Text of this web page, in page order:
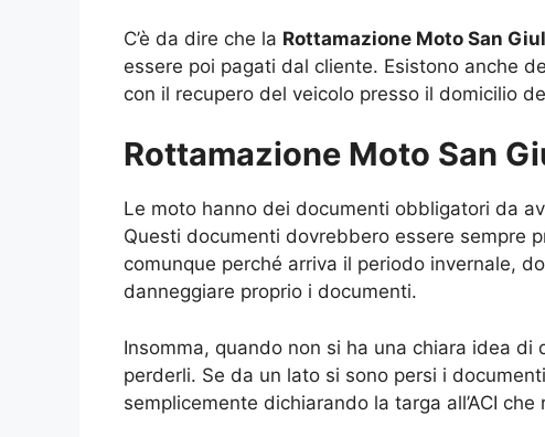
C’è da dire che la Rottamazione Moto San
essere poi pagati dal cliente. Esistono anche
con il recupero del veicolo presso il domicilio
Rottamazione Moto San
Le moto hanno dei documenti obbligatori da
Questi documenti dovrebbero essere sempre
comunque perché arriva il periodo invernale,
danneggiare proprio i documenti.
Insomma, quando non si ha una chiara idea
perderli. Se da un lato si sono persi i
semplicemente dichiarando la targa all’ACI